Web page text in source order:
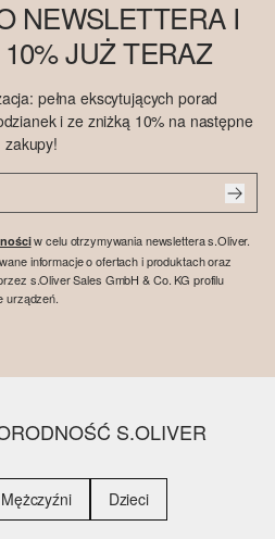
NEWSLETTERA I
JUŻ TERAZ
pełna ekscytujących porad
i ze zniżką 10% na następne
zakupy!
w celu otrzymywania newslettera s.Oliver.
informacje o ofertach i produktach oraz
s.Oliver Sales GmbH & Co. KG profilu
urządzeń.
S.OLIVER
Mężczyźni Dzieci